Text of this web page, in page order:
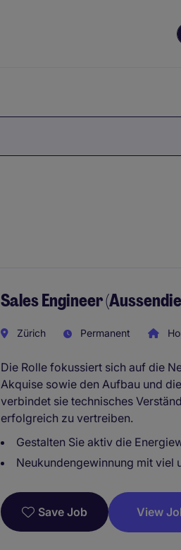
Sales Engineer
Zürich Permanent
Die Rolle fokussiert sich auf die
Akquise sowie den Aufbau und
verbindet sie technisches
erfolgreich zu vertreiben.
Gestalten Sie aktiv die
Neukundengewinnung mit viel
Save Job View